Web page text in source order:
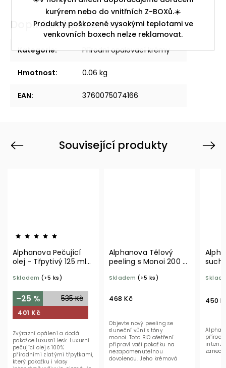
kurýrem nebo do vnitřních Z-BOXů.☀️
Produkty poškozené vysokými teplotami ve
venkovních boxech nelze reklamovat.
Doplňkové parametry
Kategorie: Přírodní opalovací krémy
Hmotnost: 0.06 kg
EAN: 3760075074166
Související produkty
Previous
Alphanova Pečující
olej - Třpytivý 125 ml
Skladem (>5 ks)
535 Kč
–25 %
401 Kč
Zvýrazní opálení a dodá
pokožce luxusní lesk. Luxusní
pečující olej s 100%
přírodními zlatými třpytkami,
který pokožku i vlasy
Alphanova Tělový
peeling s Monoi 200 g
Skladem (>5 ks)
468 Kč
Objevte nový peeling se
sluneční vůní s tóny
monoi. Toto BIO ošetření
připraví vaši pokožku na
nezapomenutelnou
dovolenou. Jeho krémová
450
Next